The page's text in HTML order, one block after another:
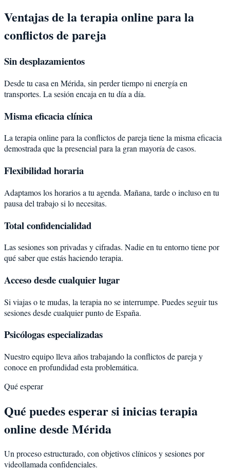
Ventajas de la terapia online para la
conflictos de pareja
Sin desplazamientos
Desde tu casa en Mérida, sin perder tiempo ni energía en
transportes. La sesión encaja en tu día a día.
Misma eficacia clínica
La terapia online para la conflictos de pareja tiene la misma eficacia
demostrada que la presencial para la gran mayoría de casos.
Flexibilidad horaria
Adaptamos los horarios a tu agenda. Mañana, tarde o incluso en tu
pausa del trabajo si lo necesitas.
Total confidencialidad
Las sesiones son privadas y cifradas. Nadie en tu entorno tiene por
qué saber que estás haciendo terapia.
Acceso desde cualquier lugar
Si viajas o te mudas, la terapia no se interrumpe. Puedes seguir tus
sesiones desde cualquier punto de España.
Psicólogas especializadas
Nuestro equipo lleva años trabajando la conflictos de pareja y
conoce en profundidad esta problemática.
Qué esperar
Qué puedes esperar si inicias terapia
online desde Mérida
Un proceso estructurado, con objetivos clínicos y sesiones por
videollamada confidenciales.